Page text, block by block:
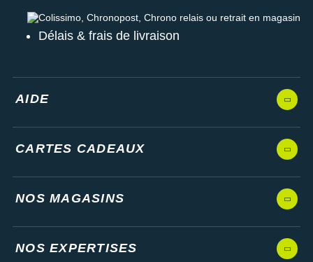
Colissimo, Chronopost, Chrono relais ou retrait en magasin
Délais & frais de livraison
AIDE
CARTES CADEAUX
NOS MAGASINS
NOS EXPERTISES